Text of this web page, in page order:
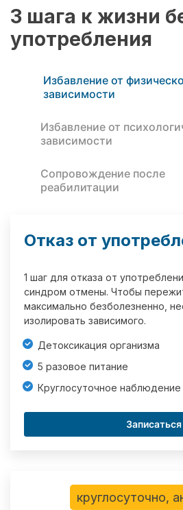
3 шага к жизни
употребления
Избавление от
зависимости
Избавление от
зависимости
Сопровождение после
реабилитации
Отказ от
1 шаг для отказа от
синдром отмены. Чтобы
максимально безболезненно,
изолировать зависимого.
Детоксикация организма
5 разовое питание
Круглосуточное наблюдение
Записаться
круглосуточно,